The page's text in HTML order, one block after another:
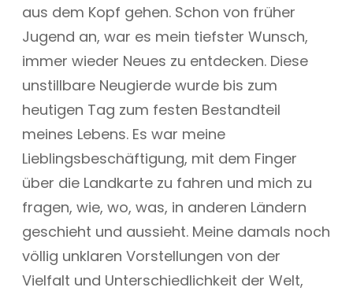
aus dem Kopf gehen. Schon von früher
Jugend an, war es mein tiefster Wunsch,
immer wieder Neues zu entdecken. Diese
unstillbare Neugierde wurde bis zum
heutigen Tag zum festen Bestandteil
meines Lebens. Es war meine
Lieblingsbeschäftigung, mit dem Finger
über die Landkarte zu fahren und mich zu
fragen, wie, wo, was, in anderen Ländern
geschieht und aussieht. Meine damals noch
völlig unklaren Vorstellungen von der
Vielfalt und Unterschiedlichkeit der Welt,